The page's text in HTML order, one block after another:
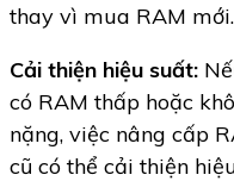
thay vì mua RAM mới.
Cải thiện hiệu suất:
có RAM thấp hoặc
nặng, việc nâng cấp
cũ có thể cải thiện